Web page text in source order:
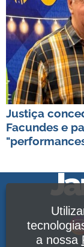
Justiça
Facundes e
a nossa